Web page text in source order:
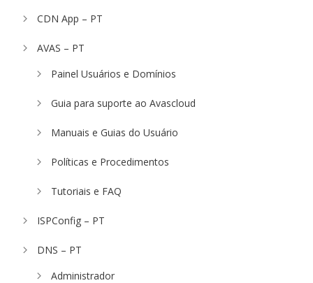
CDN App – PT
AVAS – PT
Painel Usuários e Domínios
Guia para suporte ao Avascloud
Manuais e Guias do Usuário
Políticas e Procedimentos
Tutoriais e FAQ
ISPConfig – PT
DNS – PT
Administrador